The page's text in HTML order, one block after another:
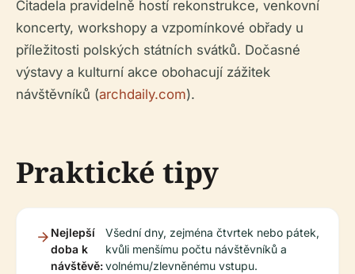
Citadela pravidelně hostí rekonstrukce, venkovní
koncerty, workshopy a vzpomínkové obřady u
příležitosti polských státních svátků. Dočasné
výstavy a kulturní akce obohacují zážitek
návštěvníků (archdaily.com).
Praktické tipy
Nejlepší
doba k
návštěvě:
Všední dny, zejména čtvrtek nebo pátek,
kvůli menšímu počtu návštěvníků a
volnému/zlevněnému vstupu.